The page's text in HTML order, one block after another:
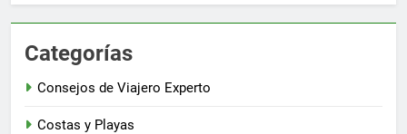
Categorías
Consejos de Viajero Experto
Costas y Playas